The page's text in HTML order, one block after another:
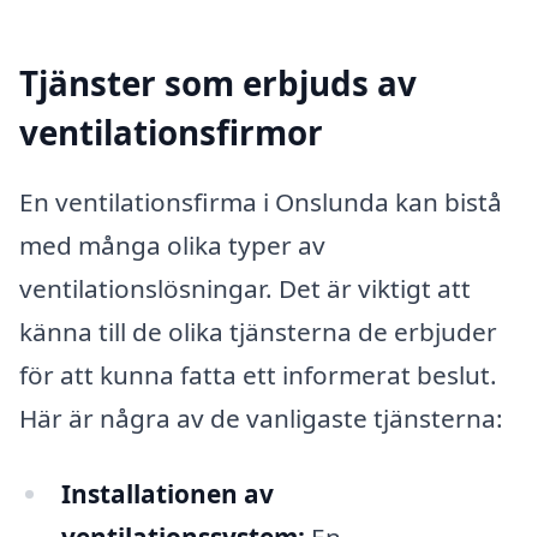
Tjänster som erbjuds av
ventilationsfirmor
En ventilationsfirma i Onslunda kan bistå
med många olika typer av
ventilationslösningar. Det är viktigt att
känna till de olika tjänsterna de erbjuder
för att kunna fatta ett informerat beslut.
Här är några av de vanligaste tjänsterna:
Installationen av